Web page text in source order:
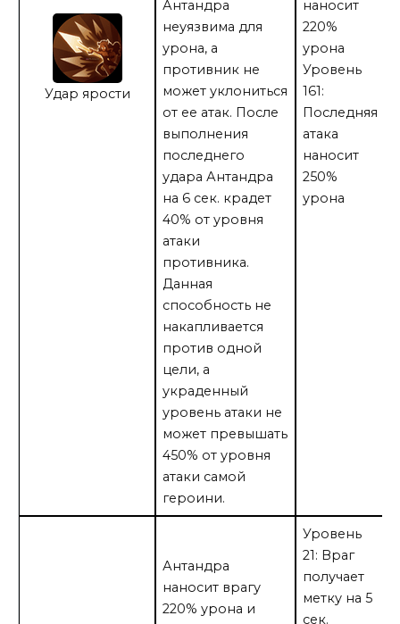
Удар ярости
Антандра
неуязвима для
урона, а
противник не
может уклониться
от ее атак. После
выполнения
последнего
удара Антандра
на 6 сек. крадет
40% от уровня
атаки
противника.
Данная
способность не
накапливается
против одной
цели, а
украденный
уровень атаки не
может превышать
450% от уровня
атаки самой
героини.
наносит
220%
урона
Уровень
161:
Последняя
атака
наносит
250%
урона
Антандра
наносит врагу
220% урона и
Уровень
21: Враг
получает
метку на 5
сек.